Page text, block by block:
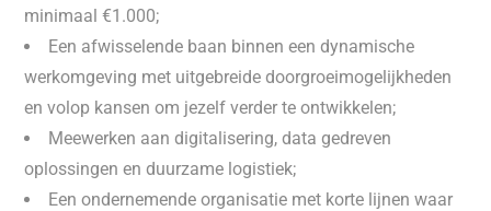
minimaal €1.000;
Een afwisselende baan binnen een dynamische
werkomgeving met uitgebreide doorgroeimogelijkheden
en volop kansen om jezelf verder te ontwikkelen;
Meewerken aan digitalisering, data gedreven
oplossingen en duurzame logistiek;
Een ondernemende organisatie met korte lijnen waar